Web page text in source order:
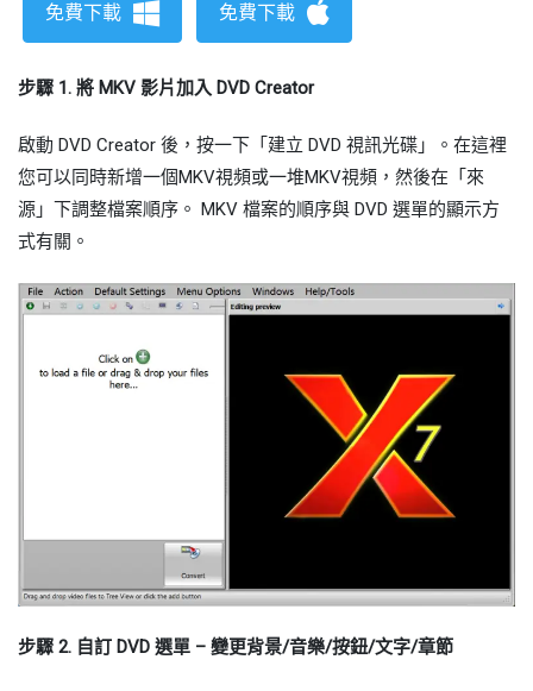
免費下載 免費下載
步驟 1. 將 MKV 影片加入 DVD Creator
啟動 DVD Creator 後，按一下「建立 DVD 視訊光碟」。在這裡
您可以同時新增一個MKV視頻或一堆MKV視頻，然後在「來
源」下調整檔案順序。 MKV 檔案的順序與 DVD 選單的顯示方
式有關。
步驟 2. 自訂 DVD 選單 – 變更背景/音樂/按鈕/文字/章節